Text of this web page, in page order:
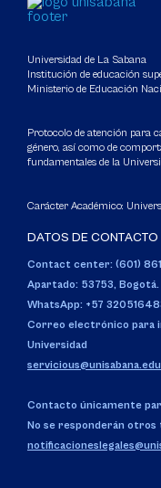
Universidad de La Sabana
Institución de educación
Ministerio de Educación
Protocolo de atención para
género, así como de
fundamentales de la
Carácter Académico:
DATOS DE CONTACTO
Contact center: (601)
Apartado: 53753, Bogotá.
WhatsApp: +57
Correo electrónico para
Universidad
Contacto únicamente
No se responderán otros